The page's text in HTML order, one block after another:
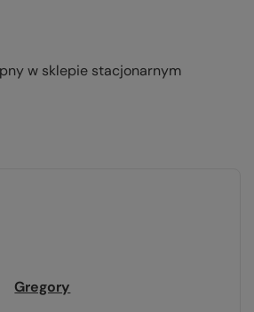
w sklepie stacjonarnym
Gregory